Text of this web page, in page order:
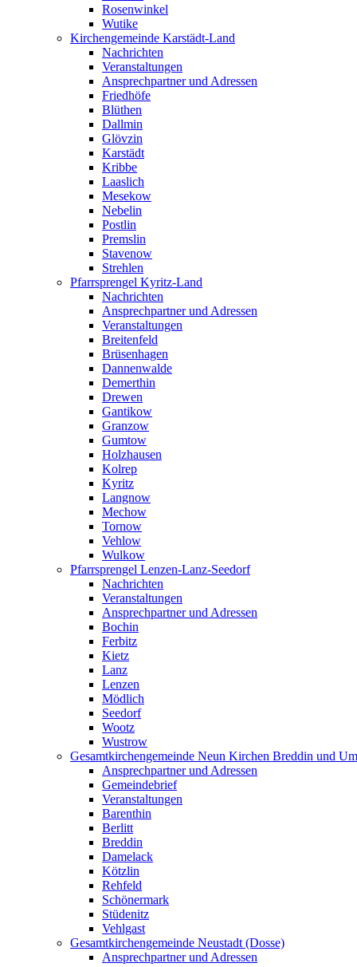
Rosenwinkel
Wutike
Kirchengemeinde Karstädt-Land
Nachrichten
Veranstaltungen
Ansprechpartner und Adressen
Friedhöfe
Blüthen
Dallmin
Glövzin
Karstädt
Kribbe
Laaslich
Mesekow
Nebelin
Postlin
Premslin
Stavenow
Strehlen
Pfarrsprengel Kyritz-Land
Nachrichten
Ansprechpartner und Adressen
Veranstaltungen
Breitenfeld
Brüsenhagen
Dannenwalde
Demerthin
Drewen
Gantikow
Granzow
Gumtow
Holzhausen
Kolrep
Kyritz
Langnow
Mechow
Tornow
Vehlow
Wulkow
Pfarrsprengel Lenzen-Lanz-Seedorf
Nachrichten
Veranstaltungen
Ansprechpartner und Adressen
Bochin
Ferbitz
Kietz
Lanz
Lenzen
Mödlich
Seedorf
Wootz
Wustrow
Gesamtkirchengemeinde Neun Kirchen Breddin und
Ansprechpartner und Adressen
Gemeindebrief
Veranstaltungen
Barenthin
Berlitt
Breddin
Damelack
Kötzlin
Rehfeld
Schönermark
Stüdenitz
Vehlgast
Gesamtkirchengemeinde Neustadt (Dosse)
Ansprechpartner und Adressen